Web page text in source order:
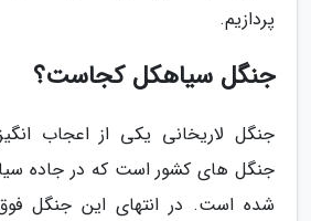
پردازیم.
جنگل سیاهکل کجاست؟
جنگل لاریخانی یکی از اعجاب
جنگل های کشور است که در جاده
شده است. در انتهای این جنگل فوق